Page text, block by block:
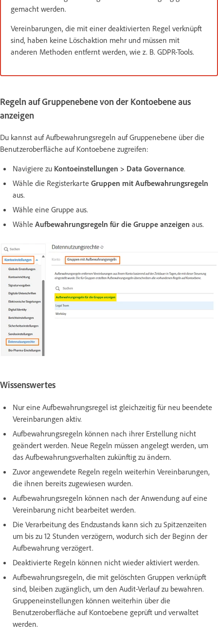
gemacht werden.
Vereinbarungen, die mit einer deaktivierten Regel verknüpft
sind, haben keine Löschaktion mehr und müssen mit
anderen Methoden entfernt werden, wie z. B. GDPR-Tools.
Regeln auf Gruppenebene von der Kontoebene aus
anzeigen
Du kannst auf Aufbewahrungsregeln auf Gruppenebene über die
Benutzeroberfläche auf Kontoebene zugreifen:
Navigiere zu Kontoeinstellungen > Data Governance.
Wähle die Registerkarte Gruppen mit Aufbewahrungsregeln
aus.
Wähle eine Gruppe aus.
Wähle Aufbewahrungsregeln für die Gruppe anzeigen aus.
Wissenswertes
Nur eine Aufbewahrungsregel ist gleichzeitig für neu beendete
Vereinbarungen aktiv.
Aufbewahrungsregeln können nach ihrer Erstellung nicht
geändert werden. Neue Regeln müssen angelegt werden, um
das Aufbewahrungsverhalten zukünftig zu ändern.
Zuvor angewendete Regeln regeln weiterhin Vereinbarungen,
die ihnen bereits zugewiesen wurden.
Aufbewahrungsregeln können nach der Anwendung auf eine
Vereinbarung nicht bearbeitet werden.
Die Verarbeitung des Endzustands kann sich zu Spitzenzeiten
um bis zu 12 Stunden verzögern, wodurch sich der Beginn der
Aufbewahrung verzögert.
Deaktivierte Regeln können nicht wieder aktiviert werden.
Aufbewahrungsregeln, die mit gelöschten Gruppen verknüpft
sind, bleiben zugänglich, um den Audit-Verlauf zu bewahren.
Gruppeneinstellungen können weiterhin über die
Benutzeroberfläche auf Kontoebene geprüft und verwaltet
werden.